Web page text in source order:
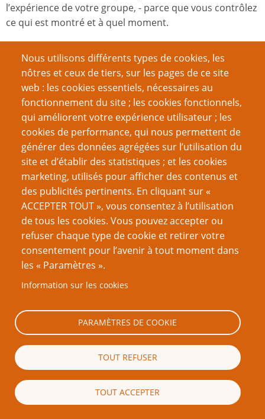
l’expérience de votre groupe, - parce que vous contrôlez
ce qui est montré et à quel moment.
résumez en « clés de voûte » : une attitude, une
motivation et une conséquence plausible à la trahison
ou à la coopération. Avec cette boussole, on improvise
des dialogues cohérents sans mémoriser de répliques :
le vieux Basil peut avoir un tic avec son bâton qui révèle
sa nervosité ; la guérisseuse peut exiger des ingrédients
dont la récolte ouvre de nouvelles scènes morales.
Utiliser ces clés de voûte permet que les rencontres
avec les PNJ semblent vivantes et cohérentes, et
transforme les MJ en narrateurices rapides et fiables au
lieu de quelqu’un qui lit un script(4 ).
Le ton, le projecteur et la sécurité
Le partage de la lumière des projecteurs dans le groupe
est un art qui obéit à des règles minimales : un tour de
symbolisent la proéminence de l’un-e des joueureuses
lors des scènes individuelles ou qui permettent de voter
pour se départager sur quel hexagone visiter.
Ces petites conventions évitent les disputes et
permettent que chaque joueureuse vive son moment
sans que le bac à sable perde du rythme. Si on y ajoute
la règle « heureusement ou malheureusement » [cette
Nous utilisons différents types de cookies, les
nôtres et ceux de tiers, sur les pages de ce site
web : les cookies essentiels, nécessaires au
fonctionnement du site ; les cookies fonctionnels,
qui améliorent votre expérience utilisateur ; les
cookies de performance, qui nous permettent de
générer des données agrégées sur l’utilisation du
site et d’établir des statistiques ; et les cookies
marketing, utilisés pour afficher des contenus et
des publicités pertinents. En cliquant sur «
ACCEPTER TOUT », vous consentez à l’utilisation
de tous les cookies. Vous pouvez accepter ou
refuser chaque type de cookie et retirer votre
consentement pour l’avenir à tout moment dans
les « Paramètres ».
Information sur les cookies
PARAMÈTRES DE COOKIE
TOUT REFUSER
TOUT ACCEPTER